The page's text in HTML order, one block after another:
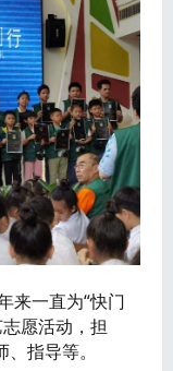
来一直为“快门
愿活动，担
指导等。